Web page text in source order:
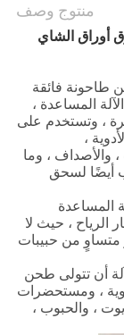
منتوج وصف
أوراق الشاي
طاحونة فائقة
المساعدة ،
، وتستخدم على
،
والأصداف ، وما
أيضًا لسحق
المساعدة
الرياح ، حيث لا
متساوٍ من حبيبات
أن تتولى طحن
، ومستحضرات
، والحبوب ،